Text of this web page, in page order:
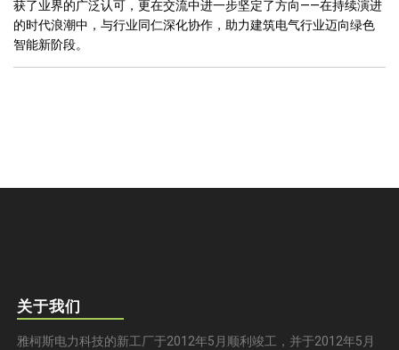
获了业界的广泛认可，更在交流中进一步坚定了方向——在持续演进
的时代浪潮中，与行业同仁深化协作，助力建筑电气行业迈向绿色
智能新阶段。
关于我们
雅柯斯电力科技的新工厂于2012年5月顺利竣工，并于2012年5月